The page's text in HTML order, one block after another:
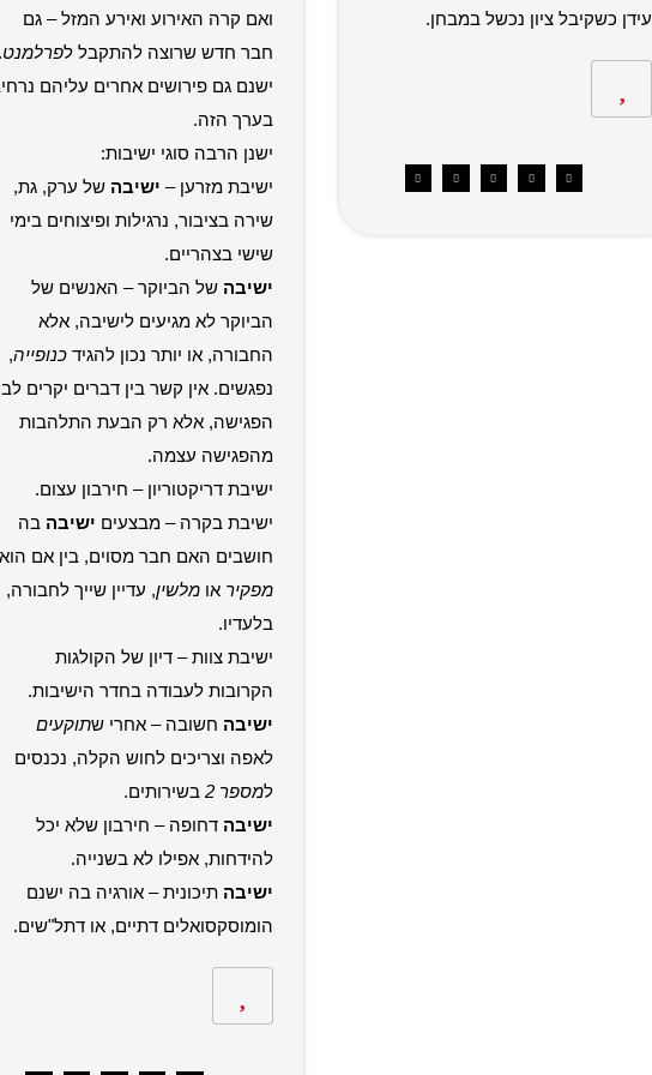
עידן כשקיבל ציון נכשל במבחן.
ואם קרה האירוע ואירע המזל – גם
חבר חדש שרוצה להתקבל לפרלמנט
ישנם גם פירושים אחרים עליהם
בערך הזה.
ישנן הרבה סוגי ישיבות:
ישיבת מזרען – ישיבה של ערק, גת,
שירה בציבור, נרגילות ופיצוחים בימי
שישי בצהריים.
ישיבה של הביוקר – האנשים של
הביוקר לא מגיעים לישיבה, אלא
החבורה, או יותר נכון להגידכנופייה,
נפגשים. אין קשר בין דברים יקרים
הפגישה, אלא רק הבעת התלהבות
מהפגישה עצמה.
ישיבת דריקטוריון – חירבון עצום.
ישיבת בקרה – מבצעים ישיבהבה
חושבים האם חבר מסוים, בין אם
מפקיר אומלשין, עדיין שייך לחבורה,
בלעדיו.
ישיבת צוות – דיון של הקולגות
הקרובות לעבודה בחדר הישיבות.
ישיבה חשובה – אחרי שתוקעים
לאפה וצריכים לחוש הקלה, נכנסים
למספר 2
בשירותים.
ישיבהדחופה – חירבון שלא יכל
להידחות, אפילו לא בשנייה.
ישיבהתיכונית – אורגיה בה ישנם
הומוסקסואלים דתיים, או דתל"שים.